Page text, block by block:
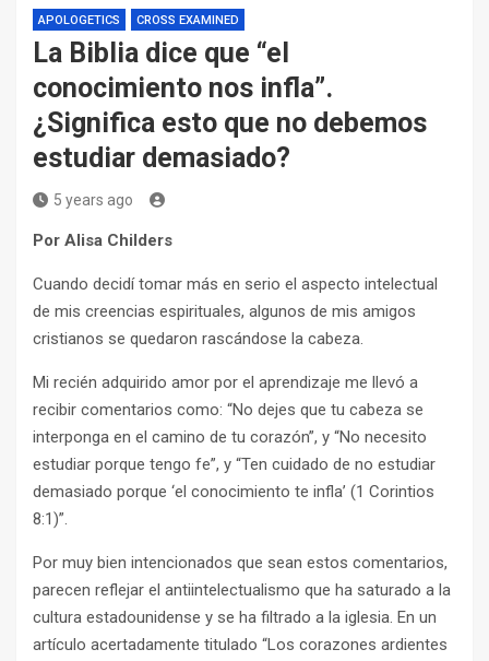
APOLOGETICS CROSS EXAMINED
La Biblia dice que “el
conocimiento nos infla”.
¿Significa esto que no debemos
estudiar demasiado?
5 years ago
Por Alisa Childers
Cuando decidí tomar más en serio el aspecto intelectual
de mis creencias espirituales, algunos de mis amigos
cristianos se quedaron rascándose la cabeza.
Mi recién adquirido amor por el aprendizaje me llevó a
recibir comentarios como: “No dejes que tu cabeza se
interponga en el camino de tu corazón”, y “No necesito
estudiar porque tengo fe”, y “Ten cuidado de no estudiar
demasiado porque ‘el conocimiento te infla’ (1 Corintios
8:1)”.
Por muy bien intencionados que sean estos comentarios,
parecen reflejar el antiintelectualismo que ha saturado a la
cultura estadounidense y se ha filtrado a la iglesia. En un
artículo acertadamente titulado “Los corazones ardientes